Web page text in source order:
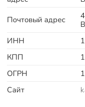
Почтовый адрес
ИНН
КПП
ОГРН
Сайт